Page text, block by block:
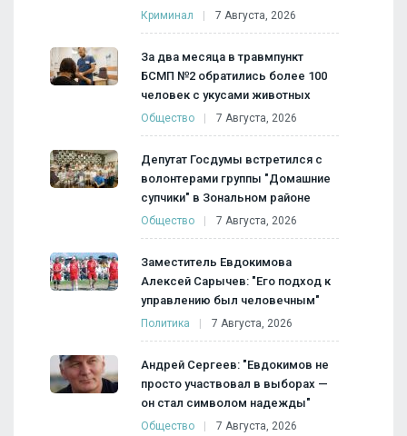
Криминал 7 Августа, 2026
За два месяца в травмпункт
БСМП №2 обратились более 100
человек с укусами животных
Общество 7 Августа, 2026
Депутат Госдумы встретился с
волонтерами группы "Домашние
супчики" в Зональном районе
Общество 7 Августа, 2026
Заместитель Евдокимова
Алексей Сарычев: "Его подход к
управлению был человечным"
Политика 7 Августа, 2026
Андрей Сергеев: "Евдокимов не
просто участвовал в выборах —
он стал символом надежды"
Общество 7 Августа, 2026